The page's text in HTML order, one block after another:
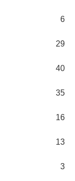
6
29
40
35
16
13
3